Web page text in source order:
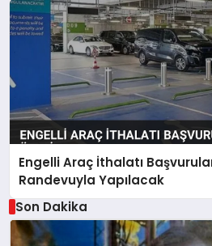
Engelli Araç İthalatı
Randevuyla Yapılacak
Son Dakika